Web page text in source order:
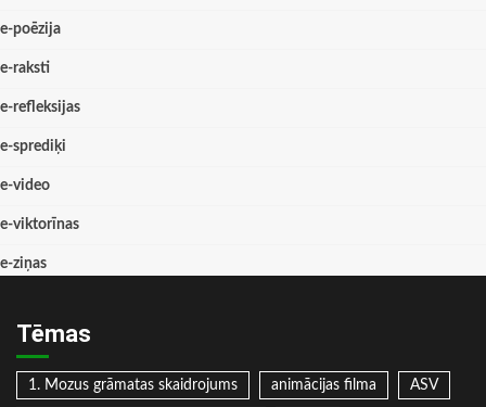
e-poēzija
e-raksti
e-refleksijas
e-sprediķi
e-video
e-viktorīnas
e-ziņas
Tēmas
1. Mozus grāmatas skaidrojums animācijas filma ASV